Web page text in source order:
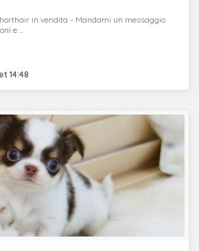
14:48
in vendita - Mandami un messaggio
e ...